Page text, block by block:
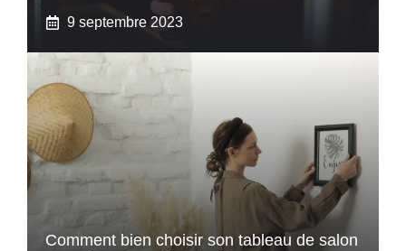
9 septembre 2023
Comment bien choisir son tableau de salon